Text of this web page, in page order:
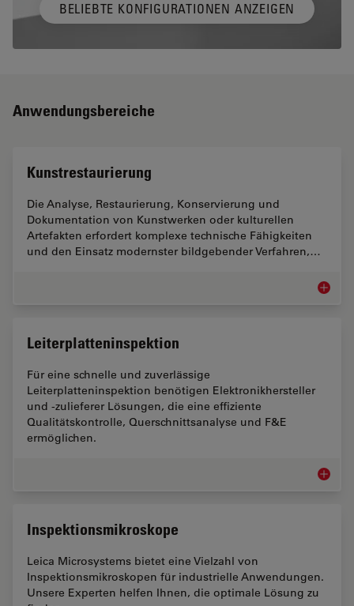
BELIEBTE KONFIGURATIONEN ANZEIGEN
Anwendungsbereiche
Kunstrestaurierung
Die Analyse, Restaurierung, Konservierung und
Dokumentation von Kunstwerken oder kulturellen
Artefakten erfordert komplexe technische Fähigkeiten
und den Einsatz modernster bildgebender Verfahren,…
Leiterplatteninspektion
Für eine schnelle und zuverlässige
Leiterplatteninspektion benötigen Elektronikhersteller
und -zulieferer Lösungen, die eine effiziente
Qualitätskontrolle, Querschnittsanalyse und F&E
ermöglichen.
Inspektionsmikroskope
Leica Microsystems bietet eine Vielzahl von
Inspektionsmikroskopen für industrielle Anwendungen.
Unsere Experten helfen Ihnen, die optimale Lösung zu